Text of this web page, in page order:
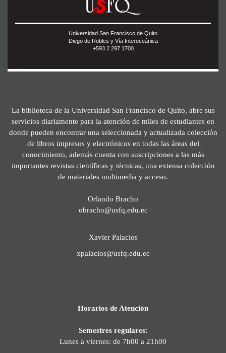
Universidad San Francisco de Quito
Diego de Robles y Vía Interoceánica
+593 2 297 1700
La biblioteca de la Universidad San Francisco de Quito, abre sus
servicios diariamente para la atención de miles de estudiantes en
donde pueden encontrar una seleccionada y actualizada colección
de libros impresos y electrónicos en todas las áreas del
conocimiento, además cuenta con suscripciones a las más
importantes revistas científicas y técnicas, una extensa colección
de materiales multimedia y acceso.
Orlando Bracho
obracho@usfq.edu.ec
Xavier Palacios
xpalacios@usfq.edu.ec
Horarios de Atención
Semestres regulares:
Lunes a viernes: de 7h00 a 21h00